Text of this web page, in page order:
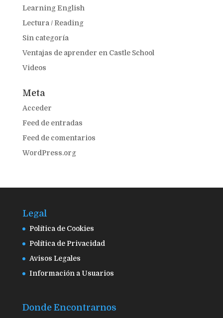
Learning English
Lectura / Reading
Sin categoría
Ventajas de aprender en Castle School
Videos
Meta
Acceder
Feed de entradas
Feed de comentarios
WordPress.org
Legal
Política de Cookies
Política de Privacidad
Avisos Legales
Información a Usuarios
Donde Encontrarnos